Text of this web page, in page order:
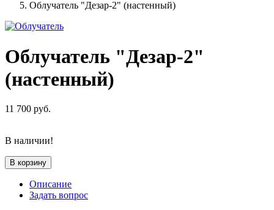
Облучатель "Дезар-2" (настенный)
Облучатель "Дезар-2"
(настенный)
11 700 руб.
В наличии!
В корзину
Описание
Задать вопрос